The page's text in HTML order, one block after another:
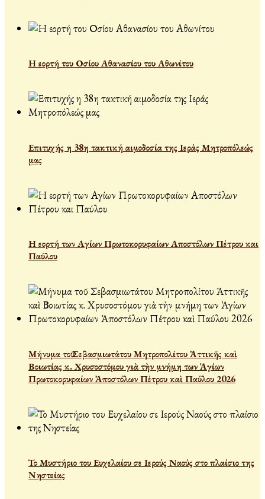
Η εορτή του Οσίου Αθανασίου του Αθωνίτου
Επιτυχής η 38η τακτική αιμοδοσία της Ιεράς Μητροπόλεώς
μας
Η εορτή των Αγίων Πρωτοκορυφαίων Αποστόλων Πέτρου και
Παύλου
Μήνυμα τοῦ Σεβασμιωτάτου Μητροπολίτου Ἀττικῆς καὶ
Βοιωτίας κ. Χρυσοστόμου γιὰ τὴν μνήμη των Ἁγίων
Πρωτοκορυφαίων Ἀποστόλων Πέτρου καὶ Παύλου 2026
Το Μυστήριο του Ευχελαίου σε Ιερούς Ναούς στο πλαίσιο της
Νηστείας